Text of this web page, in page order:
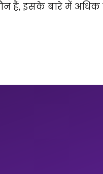
कौन हैं, इसके बारे में